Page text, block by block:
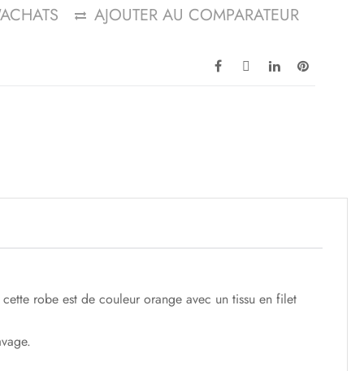
AJOUTER AU COMPARATEUR
robe est de couleur orange avec un tissu en filet